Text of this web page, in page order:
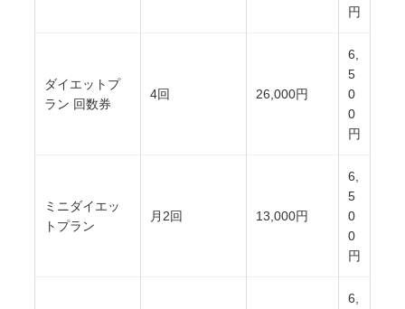
円
ダイエットプ
ラン 回数券
4回 26,000円
6,
5
0
0
円
ミニダイエッ
トプラン
月2回 13,000円
6,
5
0
0
円
6,